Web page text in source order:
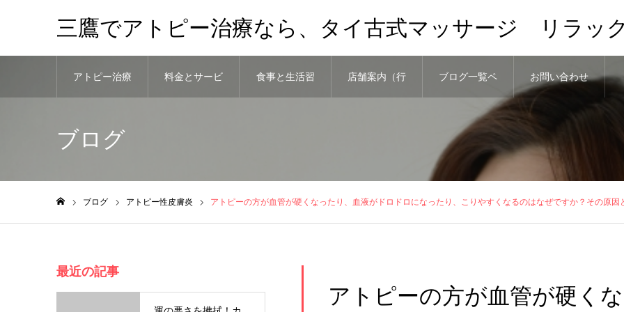
三鷹でアトピー治療なら、タイ古式マッサージ リラッ
アトピー治療 料金とサービ 食事と生活習 店舗案内（行 ブログ一覧ペ
ージ
お問い合わせ
ブログ
ブログ アトピー性皮膚炎 アトピーの方が血管が硬くなったり、血液がドロドロになったり、こりやすくなるのはなぜですか？その原因
アトピーの方が血管が硬く
最近の記事